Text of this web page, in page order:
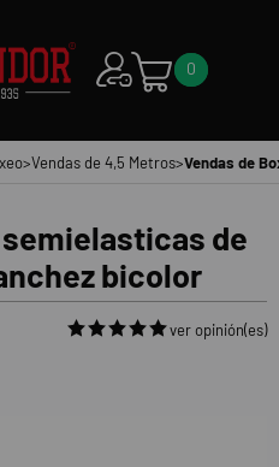
0
>Vendas de 4,5 Metros>Vendas de
de
bicolor
ver opinión(es)